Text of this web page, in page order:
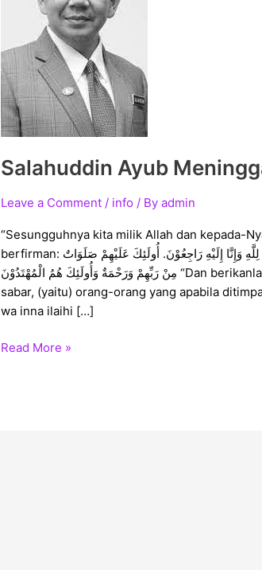
Salahuddin Ayub
Leave a Comment / info / Byadmin
“Sesungguhnya kita milik Allah dan kepada-
berfirman: وَبَشِّرِ الصَّابِرِيْنَ. الَّذِيْنَ إِذَا أَصَابَتْهُمْ مُصِيبَةٌ قَالُوا إِنَّا لِلَّهِ وَإِنَّا إِلَيْهِ رَاجِعُوْنَ. أُولَئِكَ عَلَيْهِمْ صَلَوَاتٌ
مِنْ رَبِّهِمْ وَرَحْمَةٌ وَأُولَئِكَ هُمُ الْمُهْتَدُوْنَ “Dan berikanlah berita gembira kepada orang-orang yang
sabar, (yaitu) orang-orang yang apabila
wa inna ilaihi […]
Read More »